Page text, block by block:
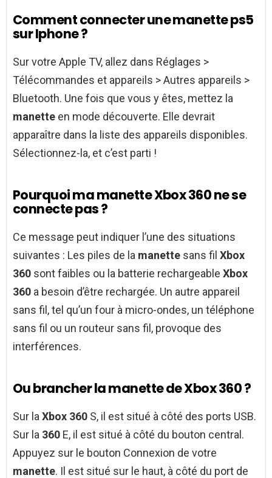
Comment connecter une manette ps5
sur Iphone ?
Sur votre Apple TV, allez dans Réglages >
Télécommandes et appareils > Autres appareils >
Bluetooth. Une fois que vous y êtes, mettez la
manette en mode découverte. Elle devrait
apparaître dans la liste des appareils disponibles.
Sélectionnez-la, et c’est parti !
Pourquoi ma manette Xbox 360 ne se
connecte pas ?
Ce message peut indiquer l’une des situations
suivantes : Les piles de la manette sans fil Xbox
360 sont faibles ou la batterie rechargeable Xbox
360 a besoin d’être rechargée. Un autre appareil
sans fil, tel qu’un four à micro-ondes, un téléphone
sans fil ou un routeur sans fil, provoque des
interférences.
Ou brancher la manette de Xbox 360 ?
Sur la Xbox 360 S, il est situé à côté des ports USB.
Sur la 360 E, il est situé à côté du bouton central.
Appuyez sur le bouton Connexion de votre
manette. Il est situé sur le haut, à côté du port de